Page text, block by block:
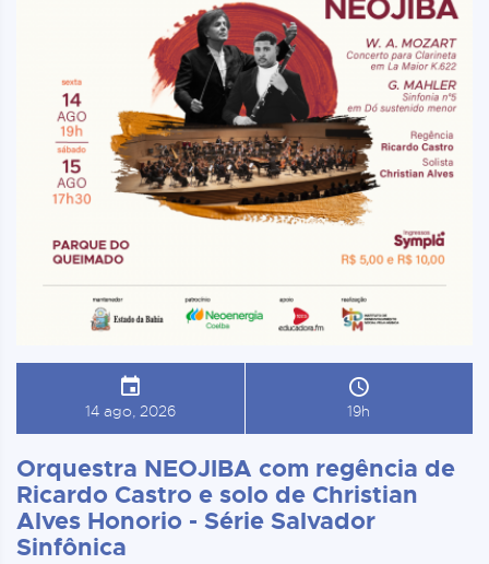
14 ago, 2026 19h
Orquestra NEOJIBA com regência de
Ricardo Castro e solo de Christian
Alves Honorio - Série Salvador
Sinfônica